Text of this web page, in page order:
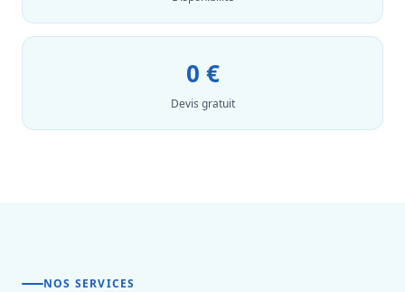
0 €
Devis gratuit
NOS SERVICES